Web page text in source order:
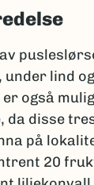
lind
også
disse
på
20